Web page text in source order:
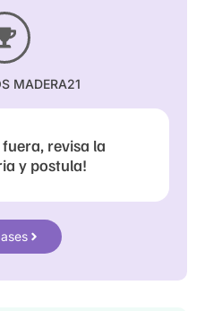
MADERA21
fuera, revisa la
y postula!